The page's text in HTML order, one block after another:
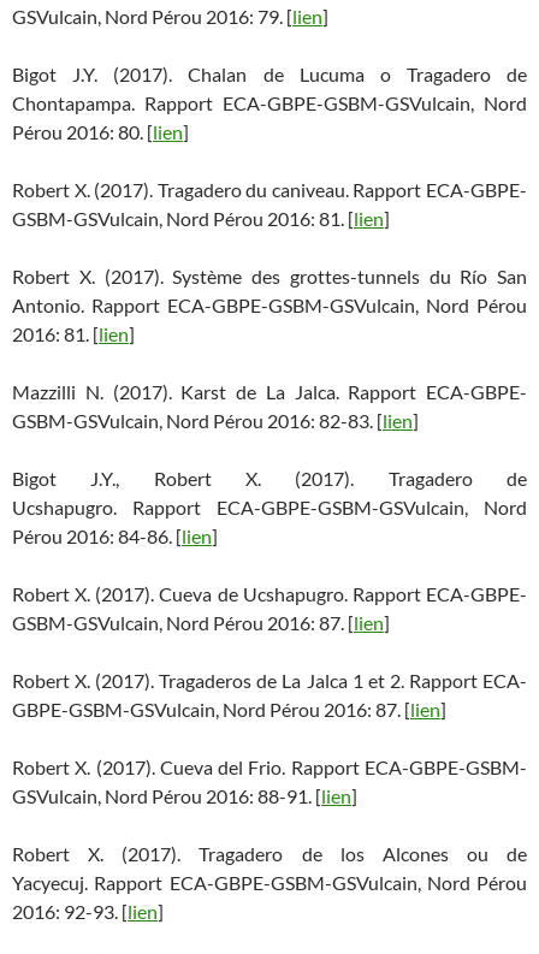
GSVulcain, Nord Pérou 2016: 79. [lien]
Bigot J.Y. (2017). Chalan de Lucuma o Tragadero de
Chontapampa. Rapport ECA-GBPE-GSBM-GSVulcain, Nord
Pérou 2016: 80. [lien]
Robert X. (2017). Tragadero du caniveau. Rapport ECA-GBPE-
GSBM-GSVulcain, Nord Pérou 2016: 81. [lien]
Robert X. (2017). Système des grottes-tunnels du Río San
Antonio. Rapport ECA-GBPE-GSBM-GSVulcain, Nord Pérou
2016: 81. [lien]
Mazzilli N. (2017). Karst de La Jalca. Rapport ECA-GBPE-
GSBM-GSVulcain, Nord Pérou 2016: 82-83. [lien]
Bigot J.Y., Robert X. (2017). Tragadero de
Ucshapugro. Rapport ECA-GBPE-GSBM-GSVulcain, Nord
Pérou 2016: 84-86. [lien]
Robert X. (2017). Cueva de Ucshapugro. Rapport ECA-GBPE-
GSBM-GSVulcain, Nord Pérou 2016: 87. [lien]
Robert X. (2017). Tragaderos de La Jalca 1 et 2. Rapport ECA-
GBPE-GSBM-GSVulcain, Nord Pérou 2016: 87. [lien]
Robert X. (2017). Cueva del Frio. Rapport ECA-GBPE-GSBM-
GSVulcain, Nord Pérou 2016: 88-91. [lien]
Robert X. (2017). Tragadero de los Alcones ou de
Yacyecuj. Rapport ECA-GBPE-GSBM-GSVulcain, Nord Pérou
2016: 92-93. [lien]